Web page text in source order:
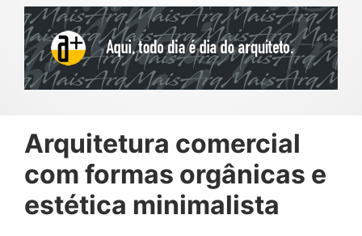
Arquitetura comercial
com formas orgânicas e
estética minimalista